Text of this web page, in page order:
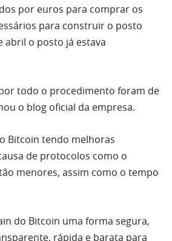
por euros para comprar os
para construir o posto
abril o posto já estava
todo o procedimento foram de
o blog oficial da empresa.
Bitcoin tendo melhoras
de protocolos como o
menores, assim como o tempo
do Bitcoin uma forma segura,
rápida e barata para